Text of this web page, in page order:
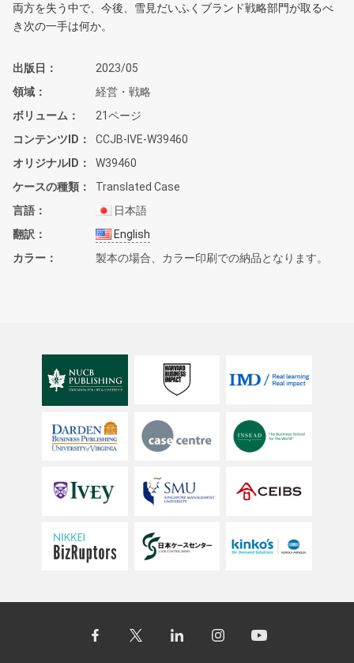
両方を失う中で、今後、雪見だいふくブランド戦略部門が取るべ
き次の一手は何か。
出版日
2023/05
領域
経営・戦略
ボリューム
21ページ
コンテンツID
CCJB-IVE-W39460
オリジナルID
W39460
ケースの種類
Translated Case
言語
日本語
翻訳
English
カラー
製本の場合、カラー印刷での納品となります。